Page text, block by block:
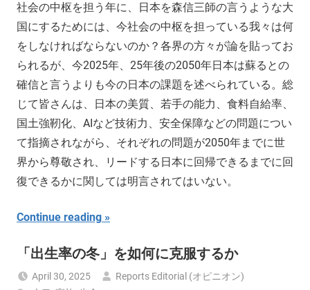
社会の中枢を担う年に、日本を森信三師の言うような大
国にするためには、今社会の中枢を担っている我々は何
をしなければならないのか？各界の方々が論を貼ってお
られるが、今2025年、25年後の2050年日本は蘇るとの
確信と言うよりも今の日本の課題を述べられている。総
じて皆さんは、日本の美質、若手の能力、食料自給率、
国土強靭化、AIなど技術力、安全保障などの問題につい
て指摘されながら、それぞれの問題が2050年までに世
界から尊敬され、リードする日本に回帰できるまでに回
復できるかに関しては明言されてはいない。
Continue reading
「出生率の冬」を如何に克服するか
April 30, 2025
Reports Editorial (オピニオン)